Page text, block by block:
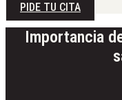
PIDE TU CITA
Importancia